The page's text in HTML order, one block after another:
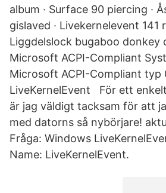
album · Surface 90 piercing ·
gislaved · Livekernelevent 141
Liggdelslock bugaboo
Microsoft ACPI-Compliant
Microsoft ACPI-Compliant typ
LiveKernelEvent För ett
är jag väldigt tacksam för att
med datorns så nybörjare!
Fråga: Windows
Name: LiveKernelEvent.